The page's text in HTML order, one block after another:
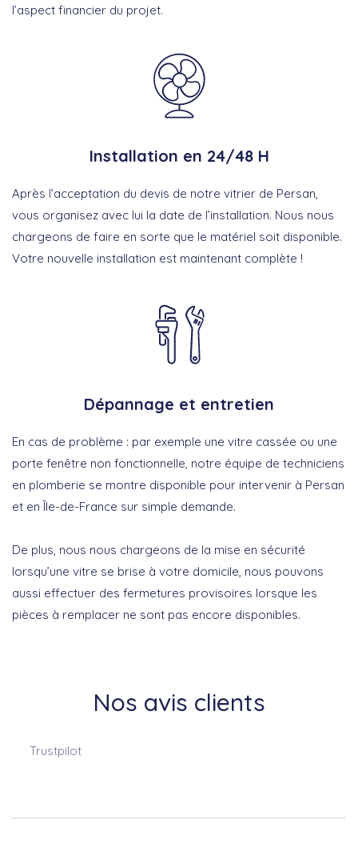
l’aspect financier du projet.
Installation en 24/48 H
Après l’acceptation du devis de notre vitrier de Persan,
vous organisez avec lui la date de l’installation. Nous nous
chargeons de faire en sorte que le matériel soit disponible.
Votre nouvelle installation est maintenant complète !
Dépannage et entretien
En cas de problème : par exemple une vitre cassée ou une
porte fenêtre non fonctionnelle, notre équipe de techniciens
en plomberie se montre disponible pour intervenir à Persan
et en Île-de-France sur simple demande.
De plus, nous nous chargeons de la mise en sécurité
lorsqu’une vitre se brise à votre domicile, nous pouvons
aussi effectuer des fermetures provisoires lorsque les
pièces à remplacer ne sont pas encore disponibles.
Nos avis clients
Trustpilot